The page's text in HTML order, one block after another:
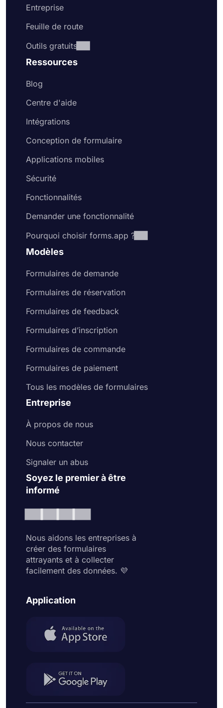
Entreprise
Feuille de route
Outils gratuits
Ressources
Blog
Centre d'aide
Intégrations
Conception de formulaire
Applications mobiles
Sécurité
Fonctionnalités
Demander une fonctionnalité
Pourquoi choisir forms.app ?
Modèles
Formulaires de demande
Formulaires de réservation
Formulaires de feedback
Formulaires d’inscription
Formulaires de commande
Formulaires de paiement
Tous les modèles de formulaires
Entreprise
À propos de nous
Nous contacter
Signaler un abus
Soyez le premier à être
informé
Nous aidons les entreprises à
créer des formulaires
attrayants et à collecter
facilement des données. 💜
Application